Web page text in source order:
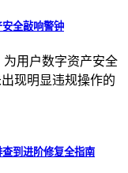
全敲响警钟
用户数字资产安全
现明显违规操作的
到进阶修复全指南